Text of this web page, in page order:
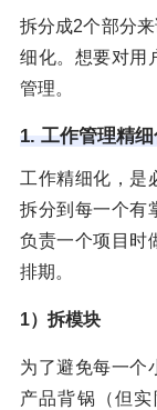
拆分成2个部分
细化。想要对用
管理。
1. 工作管理精
工作精细化，是
拆分到每一个有
负责一个项目时
排期。
1）拆模块
为了避免每一个
产品背锅（但